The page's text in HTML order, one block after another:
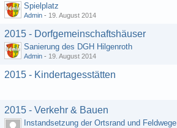
Spielplatz
Admin - 19. August 2014
2015 - Dorfgemeinschaftshäuser
Sanierung des DGH Hilgenroth
Admin - 19. August 2014
2015 - Kindertagesstätten
2015 - Verkehr & Bauen
Instandsetzung der Ortsrand und Feldwege